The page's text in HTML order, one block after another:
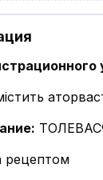
:
рецептом